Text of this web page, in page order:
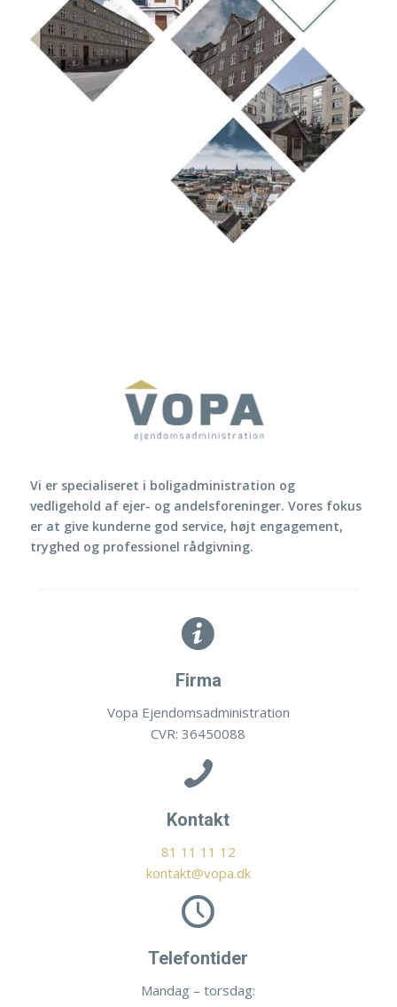
Vi er specialiseret i boligadministration og
vedligehold af ejer- og andelsforeninger. Vores fokus
er at give kunderne god service, højt engagement,
tryghed og professionel rådgivning.
Firma
Vopa Ejendomsadministration
CVR:36450088
Kontakt
81 11 11 12
kontakt@vopa.dk
Telefontider
Mandag – torsdag: